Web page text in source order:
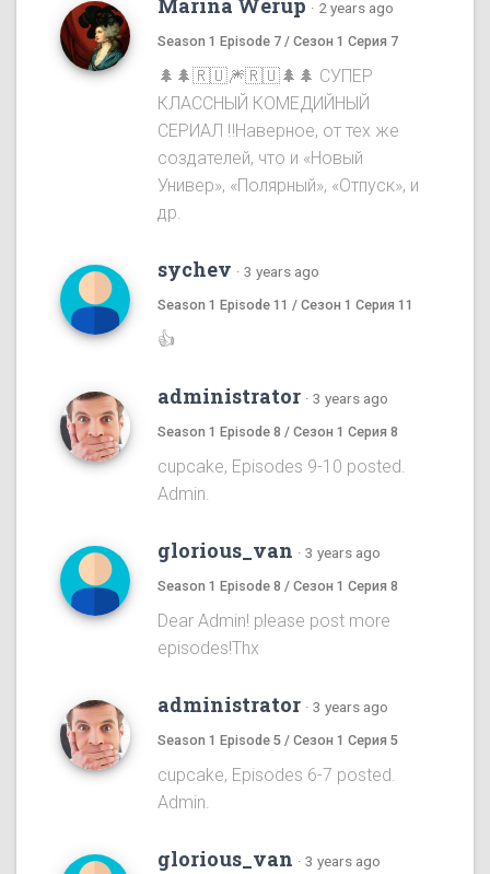
Marina Werup · 2 years ago
Season 1 Episode 7 / Сезон 1 Серия 7
🌲🌲🇷🇺🎆🇷🇺🌲🌲 СУПЕР
КЛАССНЫЙ КОМЕДИЙНЫЙ
СЕРИАЛ ‼️Наверное, от тех же
создателей, что и «Новый
Универ», «Полярный», «Отпуск», и
др.
sychev · 3 years ago
Season 1 Episode 11 / Сезон 1 Серия 11
👍
administrator · 3 years ago
Season 1 Episode 8 / Сезон 1 Серия 8
cupcake, Episodes 9-10 posted.
Admin.
glorious_van · 3 years ago
Season 1 Episode 8 / Сезон 1 Серия 8
Dear Admin! please post more
episodes!Thx
administrator · 3 years ago
Season 1 Episode 5 / Сезон 1 Серия 5
cupcake, Episodes 6-7 posted.
Admin.
glorious_van · 3 years ago